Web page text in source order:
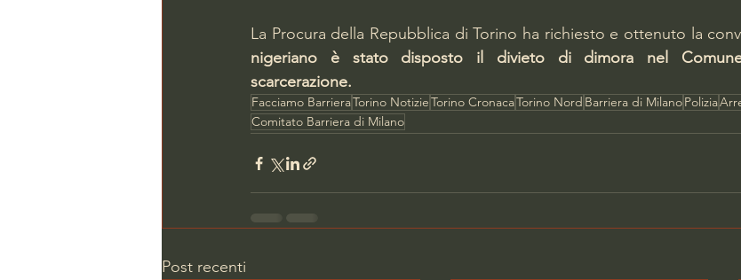
La Procura della Repubblica di Torino ha richiesto e ottenuto la
nigeriano è stato disposto il divieto di dimora nel
scarcerazione.
Facciamo BarrieraTorino NotizieTorino CronacaTorino Nord Barriera di MilanoPolizia
Comitato Barriera di Milano
Post recenti